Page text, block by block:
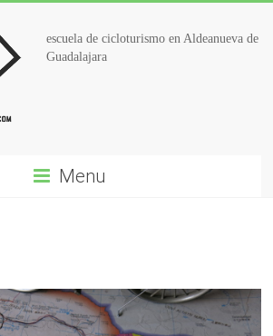
escuela de cicloturismo en Aldeanueva de
Guadalajara
Menu